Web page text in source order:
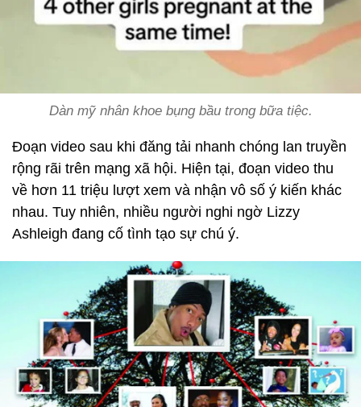
Dàn mỹ nhân khoe bụng bầu trong bữa tiệc.
Đoạn video sau khi đăng tải nhanh chóng lan truyền
rộng rãi trên mạng xã hội. Hiện tại, đoạn video thu
về hơn 11 triệu lượt xem và nhận vô số ý kiến khác
nhau. Tuy nhiên, nhiều người nghi ngờ Lizzy
Ashleigh đang cố tình tạo sự chú ý.